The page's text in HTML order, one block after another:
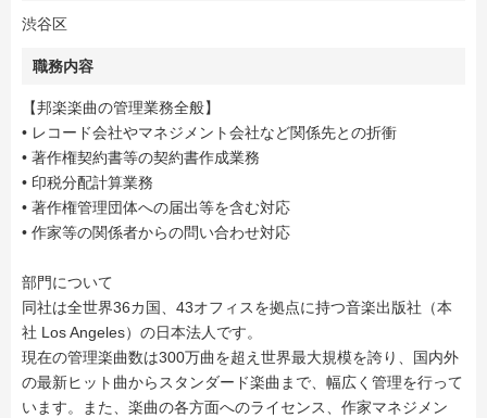
渋谷区
職務内容
【邦楽楽曲の管理業務全般】
• レコード会社やマネジメント会社など関係先との折衝
• 著作権契約書等の契約書作成業務
• 印税分配計算業務
• 著作権管理団体への届出等を含む対応
• 作家等の関係者からの問い合わせ対応
部門について
同社は全世界36カ国、43オフィスを拠点に持つ音楽出版社（本
社 Los Angeles）の日本法人です。
現在の管理楽曲数は300万曲を超え世界最大規模を誇り、国内外
の最新ヒット曲からスタンダード楽曲まで、幅広く管理を行って
います。また、楽曲の各方面へのライセンス、作家マネジメン